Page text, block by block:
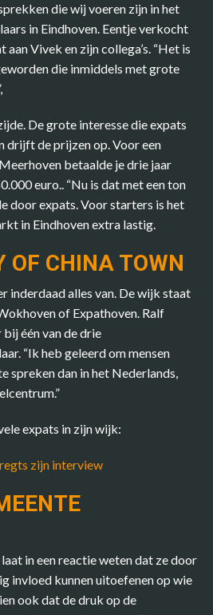
die wij voeren zijn in het
in Eindhoven. Eentje verkocht
aan Vivek en zijn collega’s. “Het is
die inmiddels met grote
De grote interesse die expats
drijft de prijzen op. Voor een
betaalde je drie jaar
euro.. “Nu is dat met een ton
door expats. Voor starters is het
in Eindhoven extra lastig.
OF CHINA TOWN
inderdaad alles van. De wijk staat
of Expathoven. Ralf
één van de drie
“Ik heb geleerd om mensen
spreken dan in het Nederlands,
expats in zijn wijk:
zijn interview
in een reactie weten dat ze door
invloed kunnen uitoefenen op wie
ook dat de druk op de